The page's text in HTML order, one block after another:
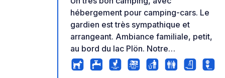
hébergement pour camping-cars. Le
gardien est très sympathique et
arrangeant. Ambiance familiale, petit,
au bord du lac Plön. Notre
emplacement supérieur est réservé
aux chiens ; il n'y a pas d'accès direct